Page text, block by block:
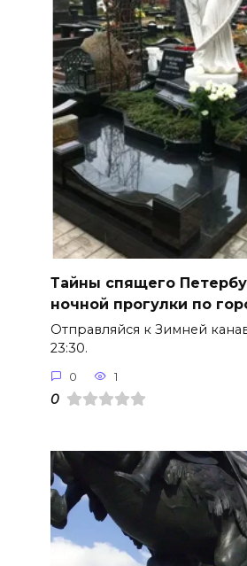
Тайны спящего
ночной прогулки по
Отправляйся к Зимней
23:30.
0 1
0